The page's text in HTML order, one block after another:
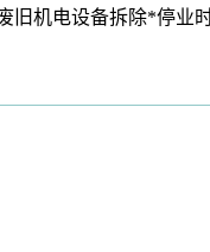
机电设备拆除*停业